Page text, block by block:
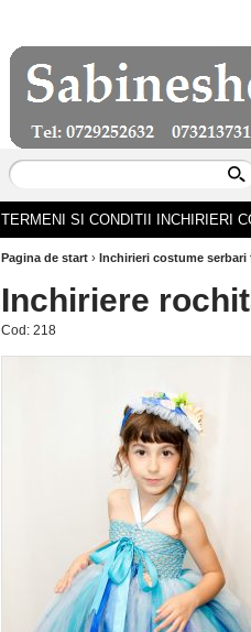
TERMENI SI CONDITII INCHIRIERI
Pagina de start › Inchirieri costume serbari
Inchiriere
Cod: 218